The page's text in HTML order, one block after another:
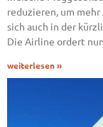
reduzieren, um
sich auch in der
Die Airline ordert
weiterlesen »